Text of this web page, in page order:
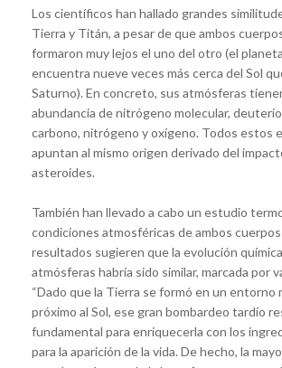
Los científicos han hallado grandes
Tierra y Titán, a pesar de que ambos
formaron muy lejos el uno del otro (el
encuentra nueve veces más cerca del Sol
Saturno). En concreto, sus atmósferas
abundancia de nitrógeno molecular,
carbono, nitrógeno y oxígeno. Todos estos
apuntan al mismo origen derivado del
asteroides.
También han llevado a cabo un estudio
condiciones atmosféricas de ambos
resultados sugieren que la evolución
atmósferas habría sido similar, marcada por
“Dado que la Tierra se formó en un entorno
próximo al Sol, ese gran bombardeo tardío
fundamental para enriquecerla con los
para la aparición de la vida. De hecho, la